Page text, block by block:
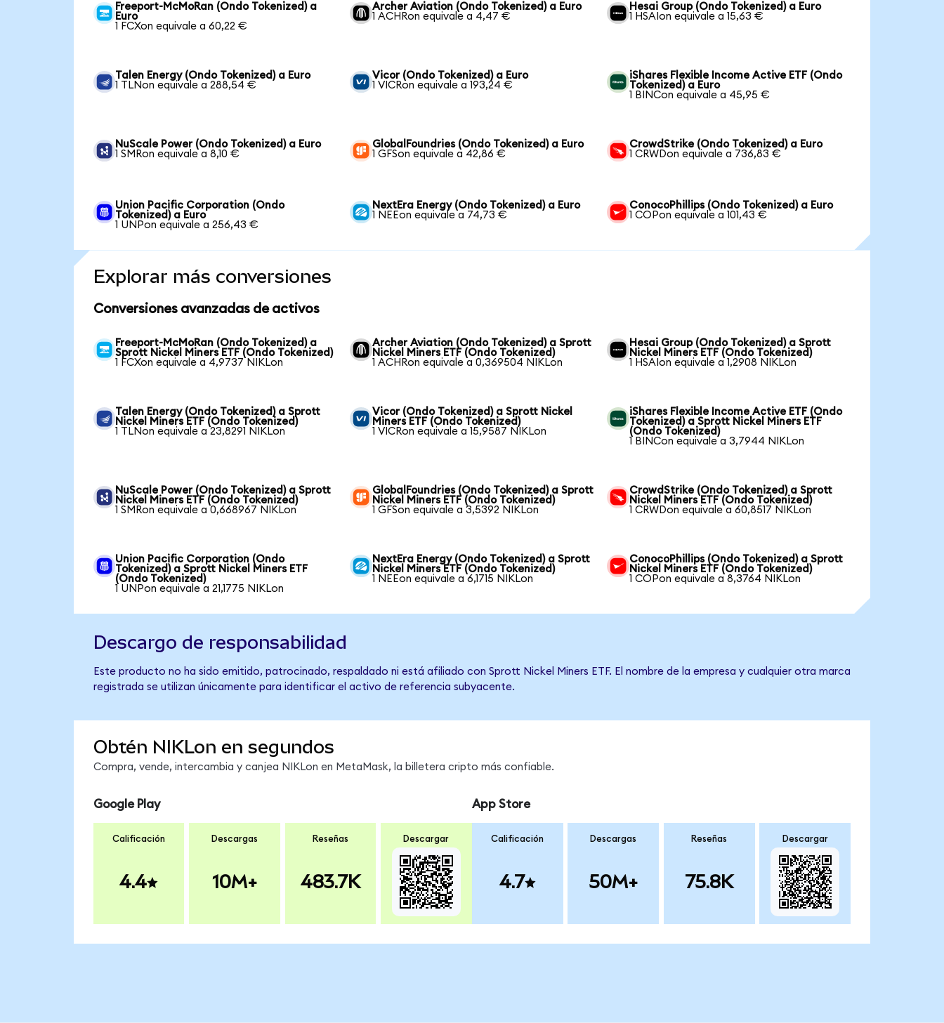
Freeport-McMoRan (Ondo Tokenized) a
Euro
1 FCXon equivale a 60,22 €
Archer Aviation (Ondo Tokenized) a Euro
1 ACHRon equivale a 4,47 €
Hesai Group (Ondo Tokenized) a Euro
1 HSAIon equivale a 15,63 €
Talen Energy (Ondo Tokenized) a Euro
1 TLNon equivale a 288,54 €
Vicor (Ondo Tokenized) a Euro
1 VICRon equivale a 193,24 €
iShares Flexible Income Active ETF (Ondo
Tokenized) a Euro
1 BINCon equivale a 45,95 €
NuScale Power (Ondo Tokenized) a Euro
1 SMRon equivale a 8,10 €
GlobalFoundries (Ondo Tokenized) a Euro
1 GFSon equivale a 42,86 €
CrowdStrike (Ondo Tokenized) a Euro
1 CRWDon equivale a 736,83 €
Union Pacific Corporation (Ondo
Tokenized) a Euro
1 UNPon equivale a 256,43 €
NextEra Energy (Ondo Tokenized) a Euro
1 NEEon equivale a 74,73 €
ConocoPhillips (Ondo Tokenized) a Euro
1 COPon equivale a 101,43 €
Explorar más conversiones
Conversiones avanzadas de activos
Freeport-McMoRan (Ondo Tokenized) a
Sprott Nickel Miners ETF (Ondo Tokenized)
1 FCXon equivale a 4,9737 NIKLon
Archer Aviation (Ondo Tokenized) a Sprott
Nickel Miners ETF (Ondo Tokenized)
1 ACHRon equivale a 0,369504 NIKLon
Hesai Group (Ondo Tokenized) a Sprott
Nickel Miners ETF (Ondo Tokenized)
1 HSAIon equivale a 1,2908 NIKLon
Talen Energy (Ondo Tokenized) a Sprott
Nickel Miners ETF (Ondo Tokenized)
1 TLNon equivale a 23,8291 NIKLon
Vicor (Ondo Tokenized) a Sprott Nickel
Miners ETF (Ondo Tokenized)
1 VICRon equivale a 15,9587 NIKLon
iShares Flexible Income Active ETF (Ondo
Tokenized) a Sprott Nickel Miners ETF
(Ondo Tokenized)
1 BINCon equivale a 3,7944 NIKLon
NuScale Power (Ondo Tokenized) a Sprott
Nickel Miners ETF (Ondo Tokenized)
1 SMRon equivale a 0,668967 NIKLon
GlobalFoundries (Ondo Tokenized) a Sprott
Nickel Miners ETF (Ondo Tokenized)
1 GFSon equivale a 3,5392 NIKLon
CrowdStrike (Ondo Tokenized) a Sprott
Nickel Miners ETF (Ondo Tokenized)
1 CRWDon equivale a 60,8517 NIKLon
Union Pacific Corporation (Ondo
Tokenized) a Sprott Nickel Miners ETF
(Ondo Tokenized)
1 UNPon equivale a 21,1775 NIKLon
NextEra Energy (Ondo Tokenized) a Sprott
Nickel Miners ETF (Ondo Tokenized)
1 NEEon equivale a 6,1715 NIKLon
ConocoPhillips (Ondo Tokenized) a Sprott
Nickel Miners ETF (Ondo Tokenized)
1 COPon equivale a 8,3764 NIKLon
Descargo de responsabilidad
Este producto no ha sido emitido, patrocinado, respaldado ni está afiliado con Sprott Nickel Miners ETF. El nombre de la empresa y cualquier otra marca
registrada se utilizan únicamente para identificar el activo de referencia subyacente.
Obtén NIKLon en segundos
Compra, vende, intercambia y canjea NIKLon en MetaMask, la billetera cripto más confiable.
Google Play
Calificación
4.4
Descargas
10M+
Reseñas
483.7K
Descargar
App Store
Calificación
4.7
Descargas
50M+
Reseñas
75.8K
Descargar